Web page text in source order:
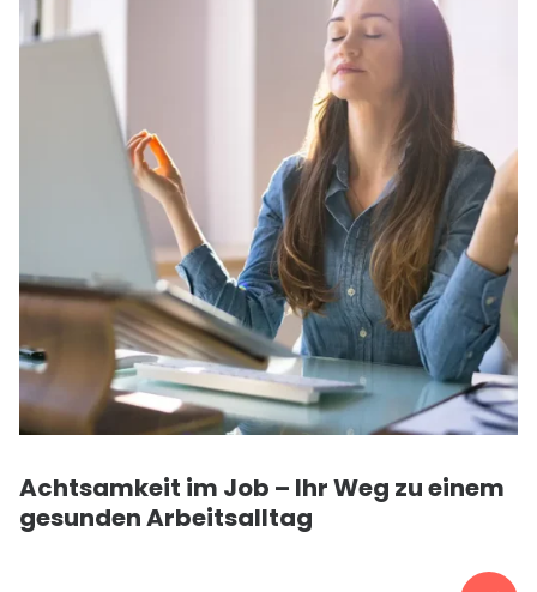
Achtsamkeit im Job – Ihr Weg zu einem
gesunden Arbeitsalltag